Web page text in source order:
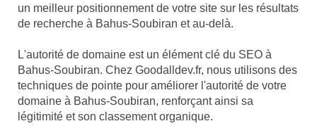
un meilleur positionnement de votre site sur les résultats
de recherche à Bahus-Soubiran et au-delà.
L'autorité de domaine est un élément clé du SEO à
Bahus-Soubiran. Chez Goodalldev.fr, nous utilisons des
techniques de pointe pour améliorer l'autorité de votre
domaine à Bahus-Soubiran, renforçant ainsi sa
légitimité et son classement organique.